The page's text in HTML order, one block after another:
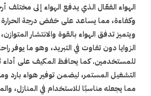
الهواء الفعّال الذي يدفع الهواء إلى مختلف
وكفاءة، مما يساعد على خفض درجة
ويتميز تدفق الهواء بالقوة والانتشار
الزوايا دون تفاوت في التبريد، وهو ما يوفر
للمستخدمين. كما يحافظ المكيف على
التشغيل المستمر، ليضمن توفير هواء بارد
مما يجعله مناسبًا للاستخدام في المنازل،